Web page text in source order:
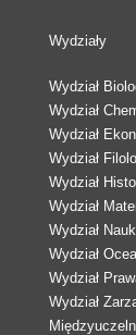
Wydziały
Wydział
Wydział
Wydział
Wydział
Wydział
Wydział
Wydział
Wydział
Wydział
Wydział